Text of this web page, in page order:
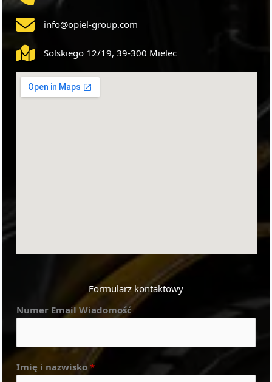
info@opiel-group.com
Solskiego 12/19, 39-300 Mielec
Formularz kontaktowy
Numer Email Wiadomość
Imię i nazwisko *